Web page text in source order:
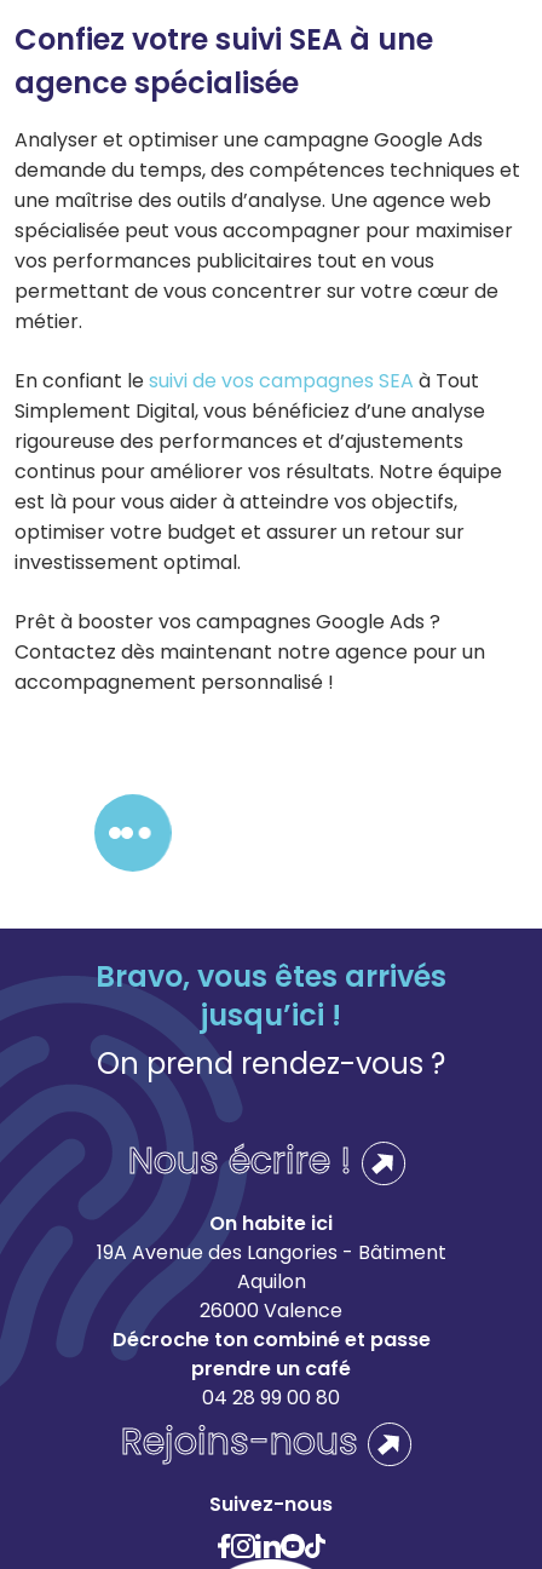
Confiez votre suivi SEA à une
agence spécialisée
Analyser et optimiser une campagne Google Ads
demande du temps, des compétences techniques et
une maîtrise des outils d’analyse. Une agence web
spécialisée peut vous accompagner pour maximiser
vos performances publicitaires tout en vous
permettant de vous concentrer sur votre cœur de
métier.
En confiant lesuivi de vos campagnes SEA à Tout
Simplement Digital, vous bénéficiez d’une analyse
rigoureuse des performances et d’ajustements
continus pour améliorer vos résultats. Notre équipe
est là pour vous aider à atteindre vos objectifs,
optimiser votre budget et assurer un retour sur
investissement optimal.
Prêt à booster vos campagnes Google Ads ?
Contactez dès maintenant notre agence pour un
accompagnement personnalisé !
Contactez-nous !
Bravo, vous êtes arrivés
jusqu’ici !
On prend rendez-vous ?
Nous écrire !
On habite ici
19A Avenue des Langories - Bâtiment
Aquilon
26000 Valence
Décroche ton combiné et passe
prendre un café
04 28 99 00 80
Rejoins-nous
Suivez-nous